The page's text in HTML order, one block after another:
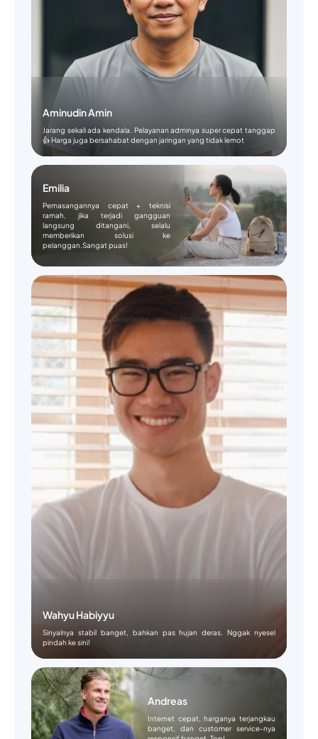
Aminudin Amin
Jarang sekali ada kendala. Pelayanan adminya super cepat tanggap
👍 Harga juga bersahabat dengan jaringan yang tidak lemot
Emilia
Pemasangannya cepat + teknisi
ramah, jika terjadi gangguan
langsung ditangani, selalu
memberikan solusi ke
pelanggan.Sangat puas!
Wahyu Habiyyu
Sinyalnya stabil banget, bahkan pas hujan deras. Nggak nyesel
pindah ke sini!
Andreas
Internet cepat, harganya terjangkau
banget, dan customer service-nya